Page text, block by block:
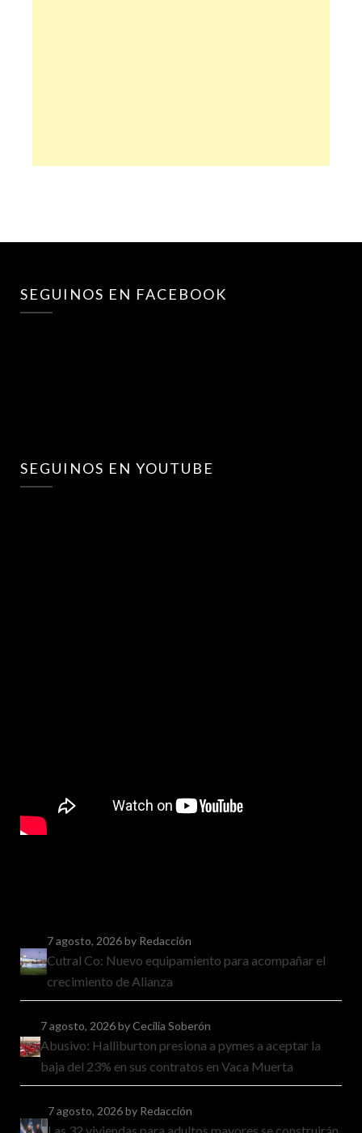
SEGUINOS EN FACEBOOK
SEGUINOS EN YOUTUBE
7 agosto, 2026by Redacción
Cutral Co: Nuevo equipamiento para acompañar el
crecimiento de Alianza
7 agosto, 2026by Cecilia Soberón
Abusivo: Halliburton presiona a pymes a aceptar la
baja del 23% en sus contratos en Vaca Muerta
7 agosto, 2026by Redacción